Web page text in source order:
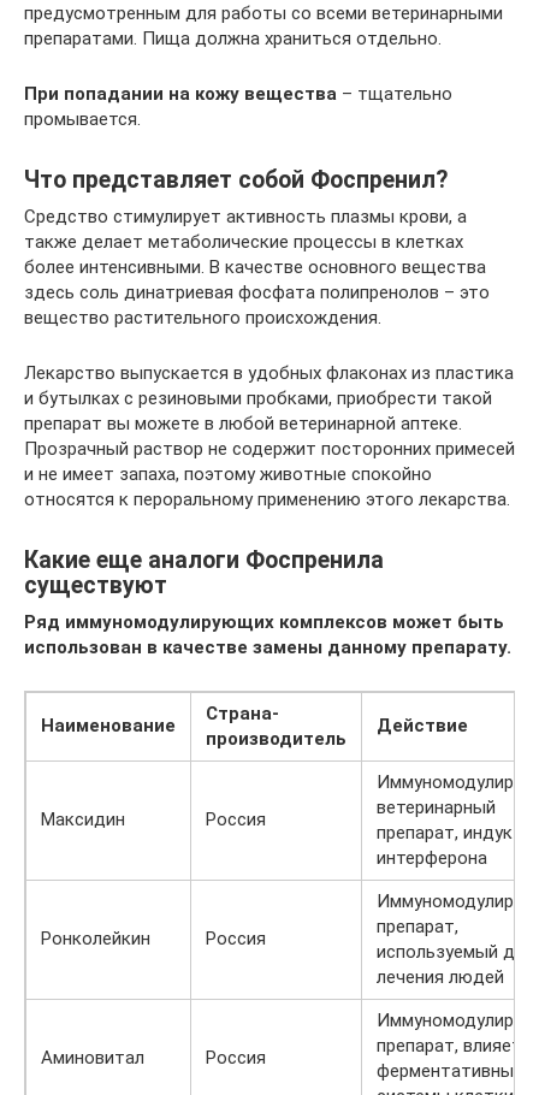
предусмотренным для работы со всеми ветеринарными
препаратами. Пища должна храниться отдельно.
При попадании на кожу вещества – тщательно
промывается.
Что представляет собой Фоспренил?
Средство стимулирует активность плазмы крови, а
также делает метаболические процессы в клетках
более интенсивными. В качестве основного вещества
здесь соль динатриевая фосфата полипренолов – это
вещество растительного происхождения.
Лекарство выпускается в удобных флаконах из пластика
и бутылках с резиновыми пробками, приобрести такой
препарат вы можете в любой ветеринарной аптеке.
Прозрачный раствор не содержит посторонних примесей
и не имеет запаха, поэтому животные спокойно
относятся к пероральному применению этого лекарства.
Какие еще аналоги Фоспренила
существуют
Ряд иммуномодулирующих комплексов может быть
использован в качестве замены данному препарату.
Наименование
Страна-
производитель
Действие
Максидин Россия
ветеринарный
препарат,
интерферона
Ронколейкин Россия
препарат,
используемый для
лечения людей
Аминовитал Россия
препарат, влияет
ферментативные